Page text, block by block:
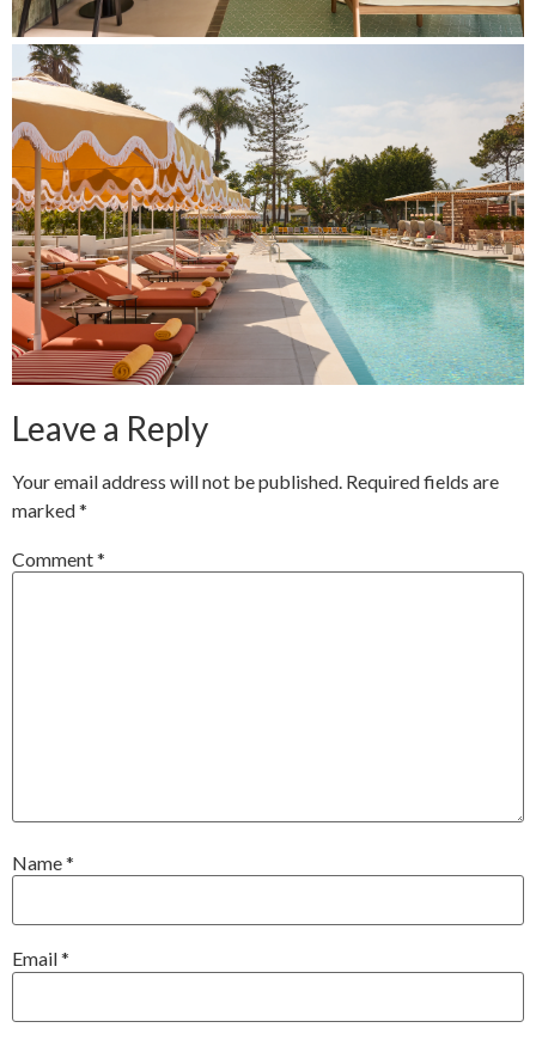
Leave a Reply
Your email address will not be published. Required fields are
marked*
Comment*
Name*
Email*